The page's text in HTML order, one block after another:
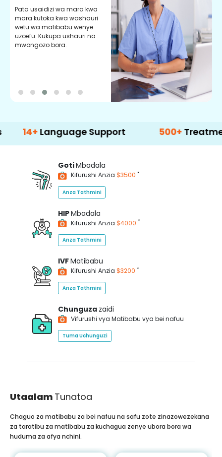
Pata usaidizi wa mara kwa
mara kutoka kwa washauri
wetu wa matibabu wenye
uzoefu. Kukupa ushauri na
mwongozo bora.
Language Support 500+ Treatment
GotiMbadala
Kifurushi Anzia $3500 *
Anza Tathmini
HIPMbadala
Kifurushi Anzia $4000 *
Anza Tathmini
IVFMatibabu
Kifurushi Anzia $3200 *
Anza Tathmini
Chunguza zaidi
Vifurushi vya Matibabu vya bei nafuu
Tuma Uchunguzi
Utaalam Tunatoa
Chaguo za matibabu za bei nafuu na safu zote zinazowezekana
za taratibu za matibabu za kuchagua zenye ubora bora wa
huduma za afya nchini.